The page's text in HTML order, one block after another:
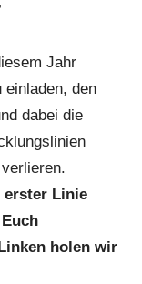
Jahr
den
dabei die
Linie
holen wir